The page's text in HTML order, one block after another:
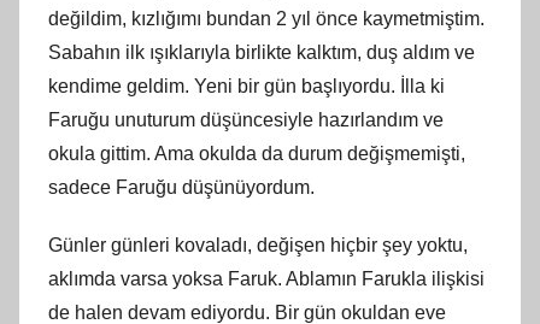
değildim, kızlığımı bundan 2 yıl önce kaymetmiştim.
Sabahın ilk ışıklarıyla birlikte kalktım, duş aldım ve
kendime geldim. Yeni bir gün başlıyordu. İlla ki
Faruğu unuturum düşüncesiyle hazırlandım ve
okula gittim. Ama okulda da durum değişmemişti,
sadece Faruğu düşünüyordum.
Günler günleri kovaladı, değişen hiçbir şey yoktu,
aklımda varsa yoksa Faruk. Ablamın Farukla ilişkisi
de halen devam ediyordu. Bir gün okuldan eve